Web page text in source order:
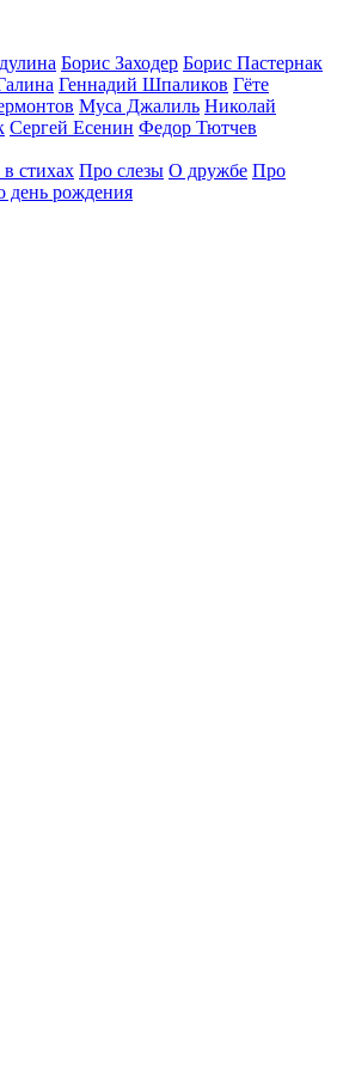
Борис Заходер Борис Пастернак
Геннадий Шпаликов Гёте
Муса Джалиль Николай
Сергей Есенин Федор Тютчев
стихах Про слезы О дружбе Про
день рождения